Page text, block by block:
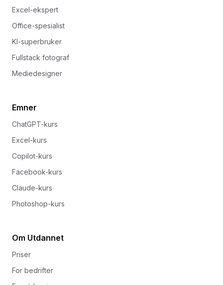
Excel-ekspert
Office-spesialist
KI-superbruker
Fullstack fotograf
Mediedesigner
Emner
ChatGPT-kurs
Excel-kurs
Copilot-kurs
Facebook-kurs
Claude-kurs
Photoshop-kurs
Om Utdannet
Priser
For bedrifter